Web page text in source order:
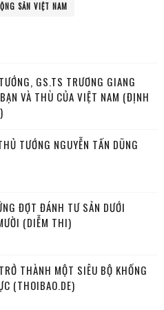
SẢN VIỆT NAM
GS.TS TRƯƠNG GIANG
VÀ THÙ CỦA VIỆT NAM (ĐỊNH
TƯỚNG NGUYỄN TẤN DŨNG
ĐỢT ĐÁNH TƯ SẢN DƯỚI
(DIỄM THI)
THÀNH MỘT SIÊU BỘ KHỐNG
(THOIBAO.DE)